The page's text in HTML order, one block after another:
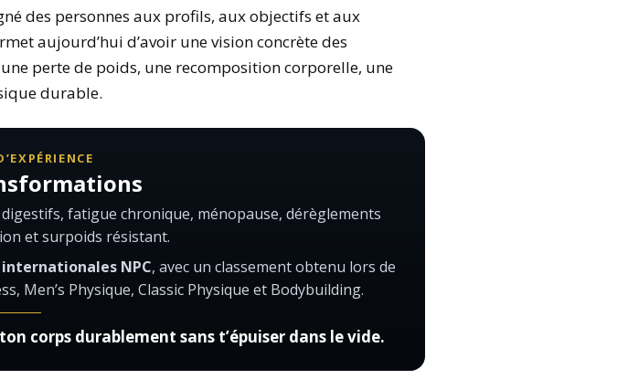
des personnes aux profils, aux objectifs et aux
aujourd’hui d’avoir une vision concrète des
perte de poids, une recomposition corporelle, une
durable.
digestifs, fatigue chronique, ménopause, dérèglements
et surpoids résistant.
NPC, avec un classement obtenu lors de
Men’s Physique, Classic Physique et Bodybuilding.
corps durablement sans t’épuiser dans le vide.